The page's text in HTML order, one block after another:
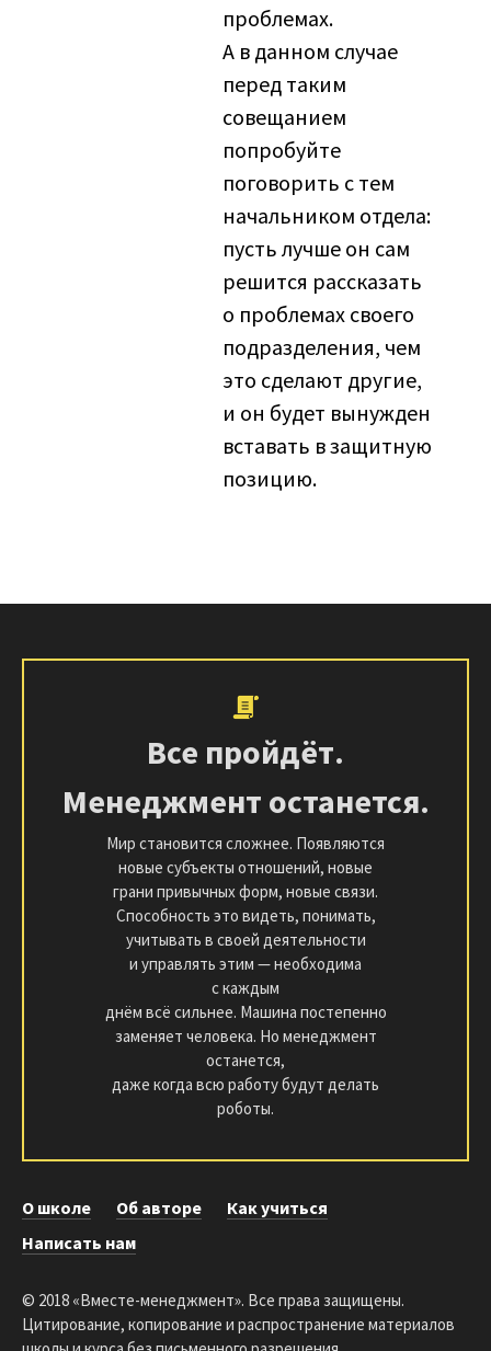
проблемах.
А в данном случае
перед таким
совещанием
попробуйте
поговорить с тем
начальником отдела:
пусть лучше он сам
решится рассказать
о проблемах своего
подразделения, чем
это сделают другие,
и он будет вынужден
вставать в защитную
позицию.
Все пройдёт.
Менеджмент останется.
Мир становится сложнее. Появляются
новые субъекты отношений, новые
грани привычных форм, новые связи.
Способность это видеть, понимать,
учитывать в своей деятельности
и управлять этим — необходима
с каждым
днём всё сильнее. Машина постепенно
заменяет человека. Но менеджмент
останется,
даже когда всю работу будут делать
роботы.
О школе Об авторе
Как учиться
Написать нам
© 2018 «Вместе-менеджмент». Все права защищены.
Цитирование, копирование и распространение материалов